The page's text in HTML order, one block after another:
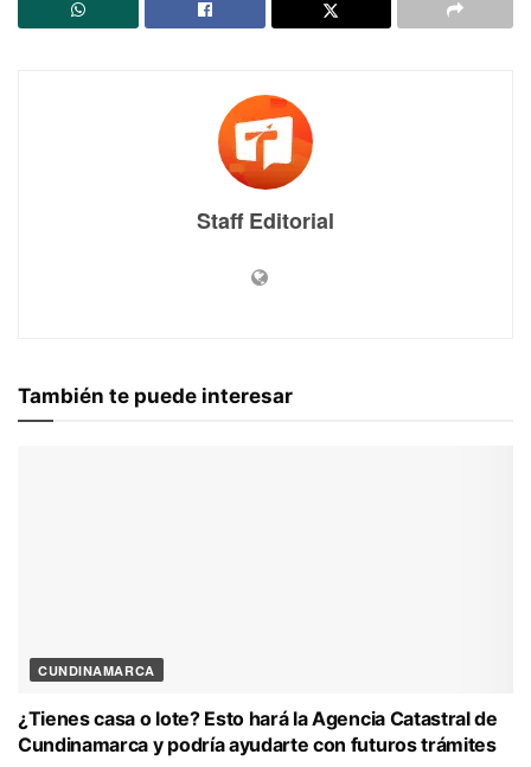
Staff Editorial
También te puede interesar
CUNDINAMARCA
¿Tienes casa o lote? Esto hará la Agencia Catastral de
Cundinamarca y podría ayudarte con futuros trámites